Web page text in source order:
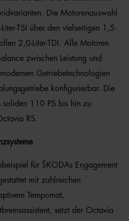
Die Motorenauswahl
TSI über den vielseitigen 1,5-
2,0-Liter-TDI. Alle Motoren
zwischen Leistung und
Getriebetechnologien
konfigurierbar. Die
soliden 110 PS bis hin zu
RS.
für ŠKODAs Engagement
mit zahlreichen
Tempomat,
setzt der Octavia